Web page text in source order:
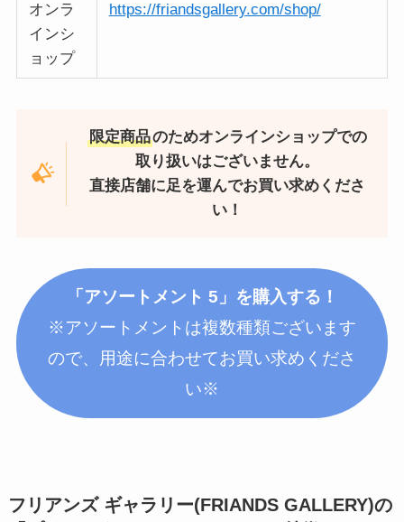
オンラ
インシ
ョップ
https://friandsgallery.com/shop/
限定商品のためオンラインショップでの
取り扱いはございません。
直接店舗に足を運んでお買い求めくださ
い！
「アソートメント 5」を購入する！
※アソートメントは複数種類ございます
ので、用途に合わせてお買い求めくださ
い※
フリアンズ ギャラリー(FRIANDS GALLERY)の